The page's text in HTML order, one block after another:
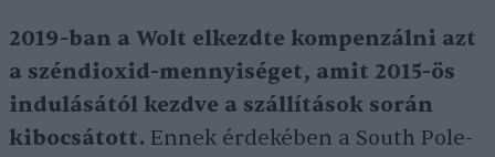
2019-ban a Wolt elkezdte kompenzálni azt
a széndioxid-mennyiséget, amit 2015-ös
indulásától kezdve a szállítások során
kibocsátott. Ennek érdekében a South Pole-